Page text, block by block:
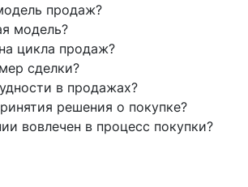
продаж?
модель?
цикла продаж?
сделки?
в продажах?
решения о покупке?
вовлечен в процесс покупки?